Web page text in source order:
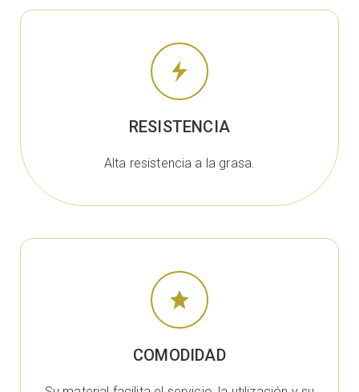
RESISTENCIA
Alta resistencia a la grasa.
COMODIDAD